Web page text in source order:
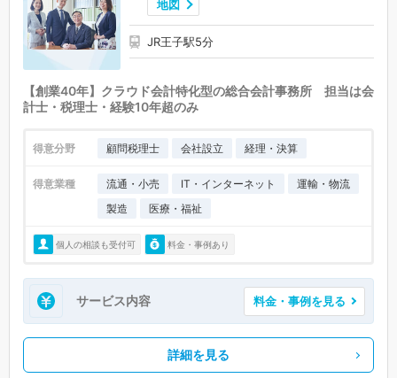
地図
JR王子駅5分
【創業40年】クラウド会計特化型の総合会計事務所 担当は会
計士・税理士・経験10年超のみ
得意分野 顧問税理士 会社設立 経理・決算
得意業種 流通・小売 IT・インターネット
運輸・物流
製造
医療・福祉
個人の相談も受付可 料金・事例あり
サービス内容 料金・事例を見る
詳細を見る